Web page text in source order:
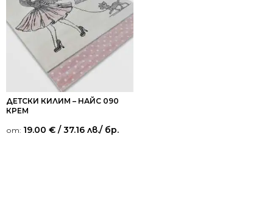
ДЕТСКИ КИЛИМ – НАЙС 090
КРЕМ
от: 19.00 € / 37.16 лв./ бр.